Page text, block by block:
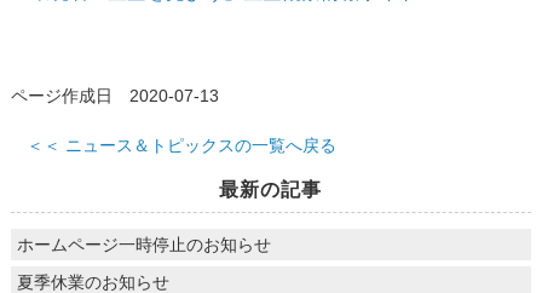
ページ作成日 2020-07-13
＜＜ ニュース＆トピックスの一覧へ戻る
最新の記事
ホームページ一時停止のお知らせ
夏季休業のお知らせ